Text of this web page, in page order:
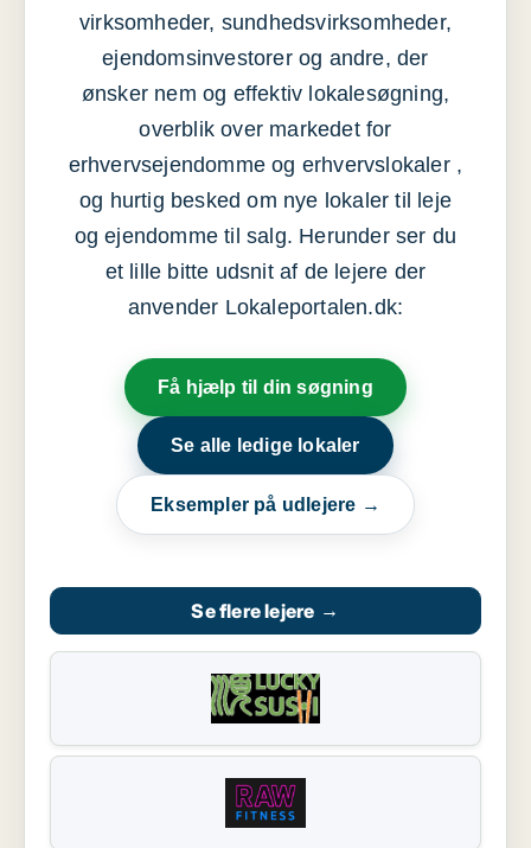
virksomheder, sundhedsvirksomheder,
ejendomsinvestorer og andre, der
ønsker nem og effektiv lokalesøgning,
overblik over markedet for
erhvervsejendomme og erhvervslokaler ,
og hurtig besked om nye lokaler til leje
og ejendomme til salg. Herunder ser du
et lille bitte udsnit af de lejere der
anvender Lokaleportalen.dk:
Få hjælp til din søgning
Se alle ledige lokaler
Eksempler på udlejere →
Se flere lejere →